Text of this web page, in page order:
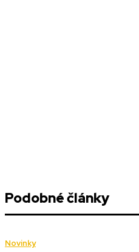
Podobné články
Novinky